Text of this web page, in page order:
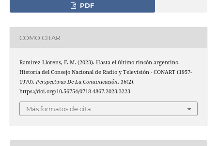
PDF
CÓMO CITAR
Ramirez Llorens, F. M. (2023). Hasta el último rincón argentino.
Historia del Consejo Nacional de Radio y Televisión - CONART (1957-
1970). Perspectivas De La Comunicación, 16(2).
https://doi.org/10.56754/0718-4867.2023.3223
Más formatos de cita